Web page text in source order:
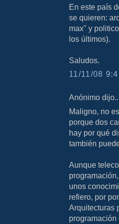
En este país
se quieren:
max" y
los últimos).
Saludos.
11/11/08
Anónimo
Maligno, no
porque dos
hay por qué
también
Aunque
unos
refiero, por
Arquitecturas
programación